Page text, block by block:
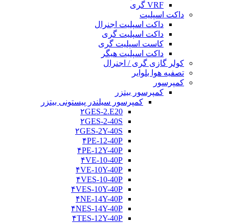
VRF گری
داکت اسپلیت
داکت اسپلیت اجنرال
داکت اسپلیت گری
کاست اسپلیت گری
داکت اسپلیت هیگر
کولر گازی گری / اجنرال
تصفیه هوا بلوایر
کمپرسور
کمپرسور بیتزر
کمپرسور سیلندر پیستونی بیتزر
۲GES-2.E20
۲GES-2-40S
۲GES-2Y-40S
۴PE-12-40P
۴PE-12Y-40P
۴VE-10-40P
۴VE-10Y-40P
۴VES-10-40P
۴VES-10Y-40P
۴NE-14Y-40P
۴NES-14Y-40P
۴TES-12Y-40P